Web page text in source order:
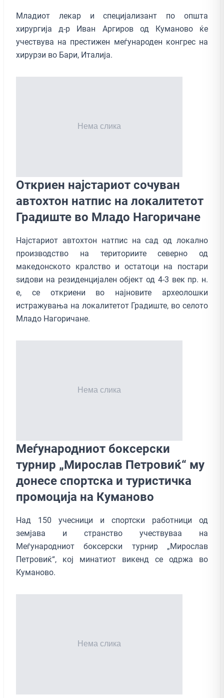
Младиот лекар и специјализант по општа
хирургија д-р Иван Аргиров од Куманово ќе
учествува на престижен меѓународен конгрес на
хирурзи во Бари, Италија.
Откриен најстариот сочуван
автохтон натпис на локалитетот
Градиште во Младо Нагоричане
Најстариот автохтон натпис на сад од локално
производство на териториите северно од
македонското кралство и остатоци на постари
ѕидови на резиденцијален објект од 4-3 век пр. н.
е, се откриени во најновите археолошки
истражувања на локалитетот Градиште, во селото
Младо Нагоричане.
Меѓународниот боксерски
турнир „Мирослав Петровиќ“ му
донесе спортска и туристичка
промоција на Куманово
Над 150 учесници и спортски работници од
земјава и странство учествуваа на
Меѓународниот боксерски турнир „Мирослав
Петровиќ“, кој минатиот викенд се одржа во
Куманово.